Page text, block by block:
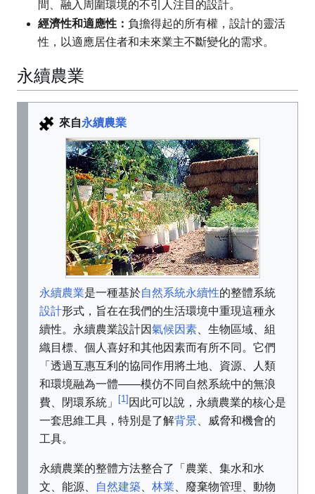
間、融入周圍環境的不引人注目的設計。
經濟性和適應性： 負擔得起的所有權，設計的靈活
性，以適應居住者和未來業主不斷變化的需求。
永續農業
來自永續農業
永續農業是一種基於自然系統永續性的整體系統
設計形式，旨在在我們的生活環境中重現這種永
續性。永續農業設計因氣候因素、生物區域、組
織目標、個人喜好和其他因素而有所不同。它們
「透過互惠互利的協同作用將土地、資源、人類
和環境融為一體——模仿不同自然系統中的無浪
費、閉環系統」
[1] 因此可以說，永續農業的核心是
一套思維工具，特別是了解背景、威脅和機會的
工具。
永續農業的整體方法整合了「農業、集水和水
文、能源、
自然建築、 林業、廢棄物管理、動物